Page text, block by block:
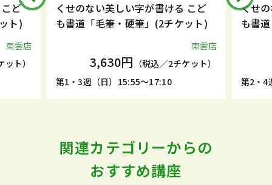
ど
ト)
東雲店
ト）
くせのない美しい字が書ける こど
も書道「毛筆・硬筆」(2チケット)
東雲店
3,630円 （税込／2チケット）
第1・3週（日）15:55～17:10
くせ
も書
第2・4
関連カテゴリーからの
おすすめ講座